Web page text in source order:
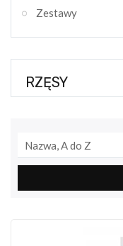
Zestawy
RZĘSY
Nazwa, A do Z